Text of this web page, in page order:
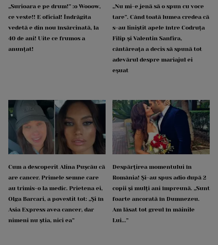
„Surioara e pe drum!” :o Wooow,
ce veste!! E oficial! Îndrăgita
vedetă e din nou însărcinată, la
40 de ani! Uite ce frumos a
anunțat!
„Nu mi-e jenă să o spun cu voce
tare”. Când toată lumea credea că
s-au liniștit apele între Codruța
Filip și Valentin Sanfira,
cântăreața a decis să spună tot
adevărul despre mariajul ei
eșuat
Cum a descoperit Alina Pușcău că
are cancer. Primele semne care
au trimis-o la medic. Prietena ei,
Olga Barcari, a povestit tot: „Și în
Asia Express avea cancer, dar
nimeni nu știa, nici ea”
Despărțirea momentului în
România! Și-au spus adio după 2
copii și mulți ani împreună. „Sunt
foarte ancorată în Dumnezeu.
Am lăsat tot greul în mâinile
Lui...”